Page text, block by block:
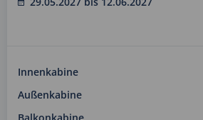
Innenkabine
Außenkabine